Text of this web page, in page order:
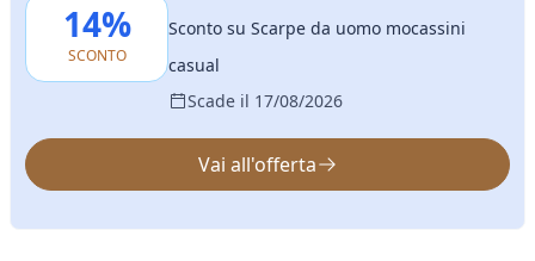
14%
SCONTO
Sconto su Scarpe da uomo mocassini
casual
Scade il 17/08/2026
Vai all'offerta